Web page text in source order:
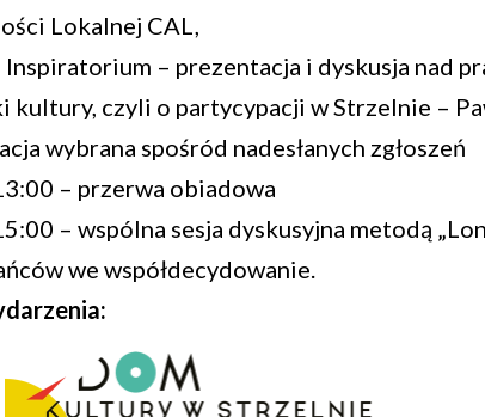
Lokalnej CAL,
– prezentacja i dyskusja nad
kultury, czyli o partycypacji w Strzelnie –
wybrana spośród nadesłanych zgłoszeń
– przerwa obiadowa
– wspólna sesja dyskusyjna metodą
we współdecydowanie.